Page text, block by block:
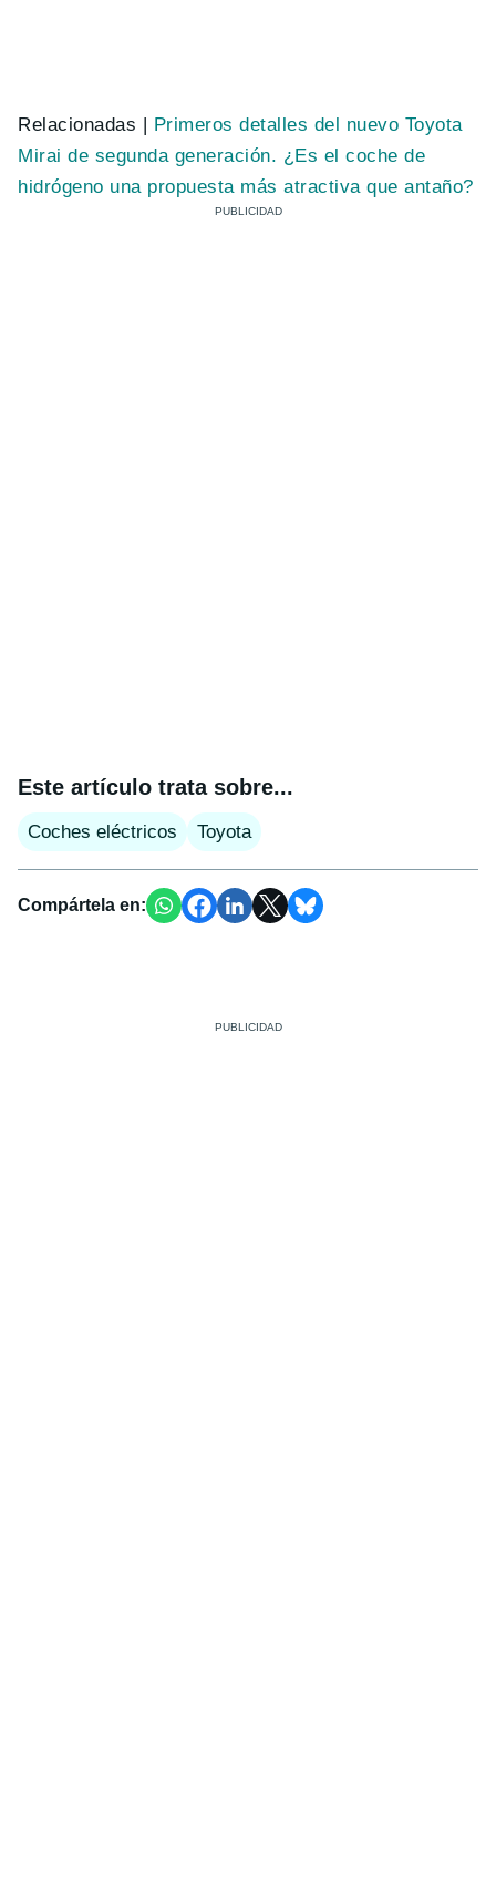
Relacionadas | Primeros detalles del nuevo Toyota
Mirai de segunda generación. ¿Es el coche de
hidrógeno una propuesta más atractiva que antaño?
Este artículo trata sobre...
Coches eléctricos Toyota
Compártela en: